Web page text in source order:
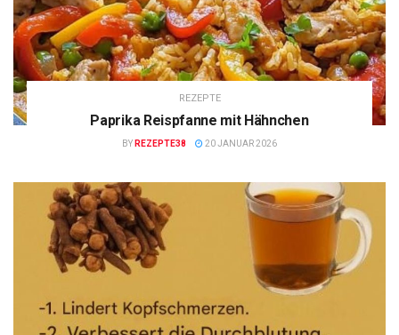
REZEPTE
Paprika Reispfanne mit Hähnchen
BY REZEPTE38 20 JANUAR 2026